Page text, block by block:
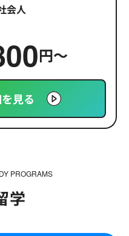
会人
円〜
見る
PROGRAMS
学